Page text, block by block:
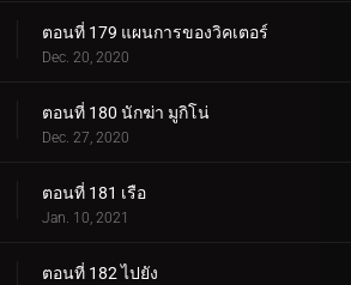
ตอนที่ 179 แผนการของวิคเตอร์
Dec. 20, 2020
ตอนที่ 180 นักฆ่า มูกิโน่
Dec. 27, 2020
ตอนที่ 181 เรือ
Jan. 10, 2021
ตอนที่ 182 ไปยัง